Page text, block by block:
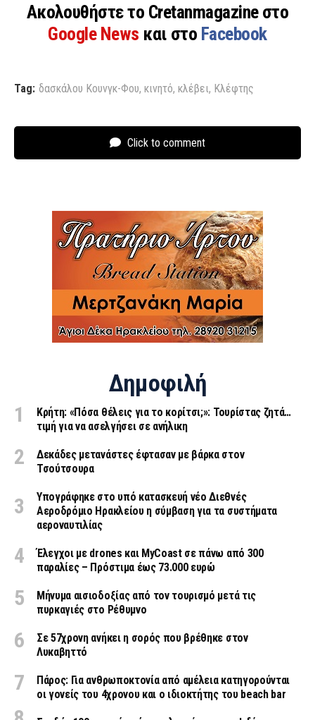
Ακολουθήστε το Cretanmagazine στο
Google News και στο Facebook
Tag: δασκάλου Κουνγκ-Φου, κινητό, κλέβει, Κλέφτης
Click to comment
Δημοφιλή
Κρήτη: «Πόσα θέλεις για το κορίτσι;»: Τουρίστας ζητά…
τιμή για να ασελγήσει σε ανήλικη
Δεκάδες μετανάστες έφτασαν με βάρκα στον
Τσούτσουρα
Υπογράφηκε στο υπό κατασκευή νέο Διεθνές
Αεροδρόμιο Ηρακλείου η σύμβαση για τα συστήματα
αεροναυτιλίας
Έλεγχοι με drones και MyCoast σε πάνω από 300
παραλίες – Πρόστιμα έως 73.000 ευρώ
Μήνυμα αισιοδοξίας από τον τουρισμό μετά τις
πυρκαγιές στο Ρέθυμνο
Σε 57χρονη ανήκει η σορός που βρέθηκε στον
Λυκαβηττό
Πάρος: Για ανθρωποκτονία από αμέλεια κατηγορούνται
οι γονείς του 4χρονου και ο ιδιοκτήτης του beach bar